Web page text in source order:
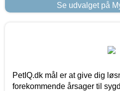
Se udvalget på
PetIQ.dk mål er at give dig
forekommende årsager til